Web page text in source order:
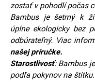
zostať v pohodlí počas
Bambus je šetrný k
úplne ekologicky bez
odbúrateľný. Viac
našejpríručke.
Starostlivosť: Bambus
podľa pokynov na štítku.